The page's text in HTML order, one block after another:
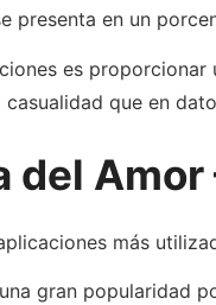
presenta en un
es
que en
del
más
gran popularidad